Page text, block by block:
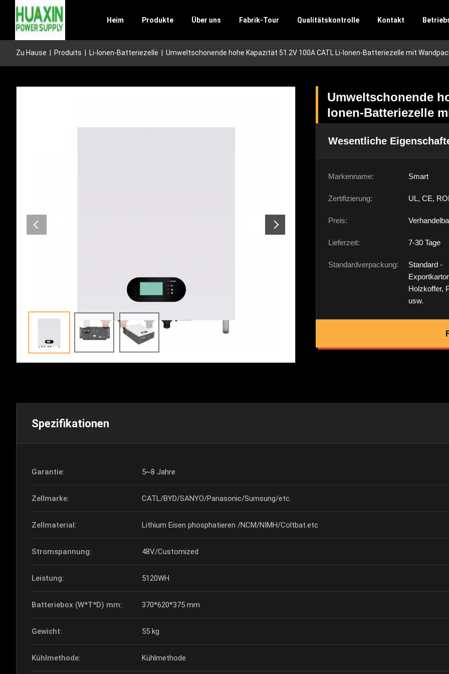
Heim Produkte Über uns Fabrik-Tour Qualitätskontrolle Kontakt
Zu Hause Produits Li-Ionen-Batteriezelle Umweltschonende hohe Kapazität 51.2V 100A CATL Li-Ionen-Batteriezelle mit
Umweltschonende
Ionen-Batteriezelle
Wesentliche
Markenname: Smart
Zertifizierung: UL, CE,
Preis:
Lieferzeit: 7-30 Tage
Standardverpackung:
Standard -
Holzkoffer,
usw.
Spezifikationen
Garantie: 5~8 Jahre
Zellmarke: CATL/BYD/SANYO/Panasonic/Sumsung/etc.
Zellmaterial: Lithium Eisen phosphatieren /NCM/NIMH/Coltbat.etc
Stromspannung: 48V/Customized
Leistung: 5120WH
Batteriebox (W*T*D) mm: 370*620*375 mm
Gewicht: 55 kg
Kühlmethode: Kühlmethode